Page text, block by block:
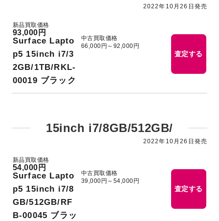
2022年10月26日発売
Surface Lapto
p5 15inch i7/3
2GB/1TB/RKL-
00019 ブラック
新品買取価格
93,000円
中古買取価格
66,000円～92,000円
査定する
15inch i7/8GB/512GB/
2022年10月26日発売
Surface Lapto
p5 15inch i7/8
GB/512GB/RF
B-00045 ブラッ
新品買取価格
54,000円
中古買取価格
39,000円～54,000円
査定する